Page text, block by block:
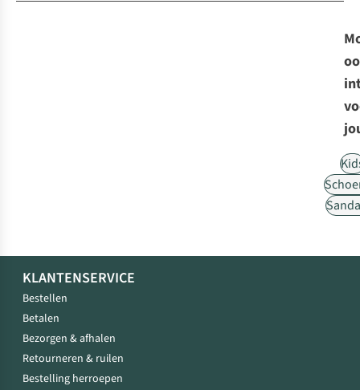
KLANTENSERVICE
Bestellen
Betalen
Bezorgen & afhalen
Retourneren & ruilen
Bestelling herroepen